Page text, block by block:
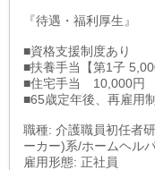
『待遇・福利厚生』
■資格支援制度あり
■扶養手当【第1子
■住宅手当 10,000円
■65歳定年後、再雇用
職種: 介護職員初任者
ーカー)系/ホームヘル
雇用形態: 正社員